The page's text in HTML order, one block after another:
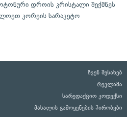
დროის კრისტალი შექმნეს
კორეის სარაკეტო
ჩვენ შესახებ
რეკლამა
სარედაქციო კოდექსი
მასალის გამოყენების პირობები